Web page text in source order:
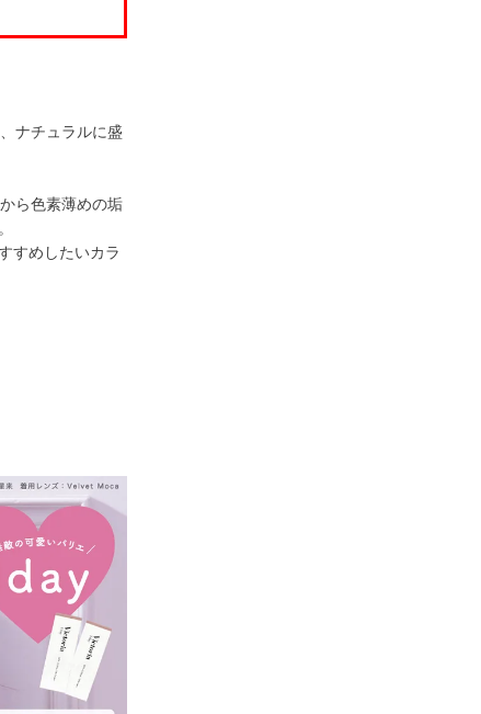
ナチュラルに盛
ら色素薄めの垢
すめしたいカラ